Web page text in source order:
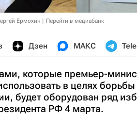
Ермохин Перейти в медиабанк
Дзен МАКС
которые премьер-
в целях
будет оборудован ряд
РФ 4 марта.